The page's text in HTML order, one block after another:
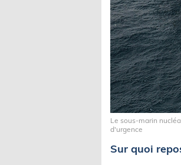
Le sous-marin
d'urgence
Sur quoi